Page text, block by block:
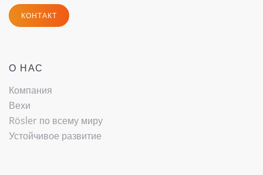
КОНТАКТ
О НАС
Компания
Вехи
Rösler по всему миру
Устойчивое развитие